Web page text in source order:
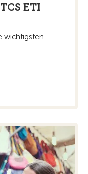
ETI
wichtigsten